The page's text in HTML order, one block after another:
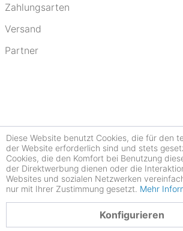
Zahlungsarten
Versand
Partner
Diese Website benutzt Cookies, die für den
der Website erforderlich sind und stets
Cookies, die den Komfort bei Benutzung
der Direktwerbung dienen oder die
Websites und sozialen Netzwerken
nur mit Ihrer Zustimmung gesetzt. Mehr
Konfigurieren